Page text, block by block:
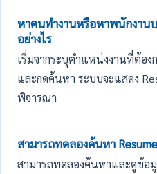
หาคนทำงานหรือหาพนักงาน
อย่างไร
เริ่มจากระบุตำแหน่งงานที่ต้อง
และกดค้นหา ระบบจะแสดง
พิจารณา
สามารถทดลองค้นหา
สามารถทดลองค้นหาและดูข้อ